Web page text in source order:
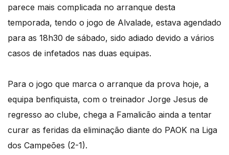
parece mais complicada no arranque desta
temporada, tendo o jogo de Alvalade, estava agendado
para as 18h30 de sábado, sido adiado devido a vários
casos de infetados nas duas equipas.
Para o jogo que marca o arranque da prova hoje, a
equipa benfiquista, com o treinador Jorge Jesus de
regresso ao clube, chega a Famalicão ainda a tentar
curar as feridas da eliminação diante do PAOK na Liga
dos Campeões (2-1).